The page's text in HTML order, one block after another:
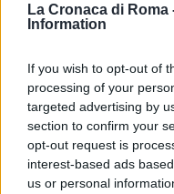
La Cronaca di Roma
Information
If you wish to opt-out of
processing of your
targeted advertising by
section to confirm your
opt-out request is
interest-based ads
us or personal
dopo i controlli
San Lorenzo. I
Leggi l’articolo →